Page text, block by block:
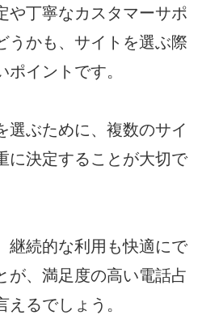
や丁寧なカスタマーサポ
うかも、サイトを選ぶ際
イントです。
選ぶために、複数のサイ
に決定することが大切で
継続的な利用も快適にで
が、満足度の高い電話占
るでしょう。